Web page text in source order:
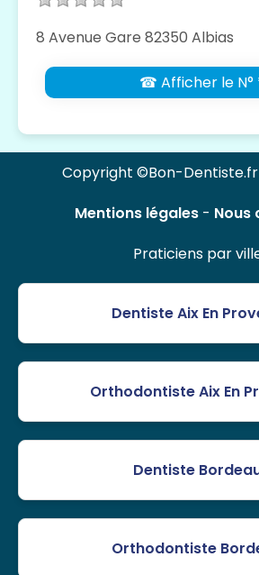
8 Avenue Gare 82350 Albias
☎ Afficher le N°
Copyright ©Bon-Dentiste.fr
Mentions légales- Nous
Praticiens par
Dentiste Aix En
Orthodontiste Aix En
Dentiste
Orthodontiste